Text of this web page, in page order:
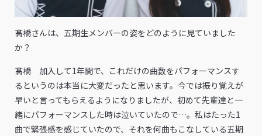
――髙橋さんは、五期生メンバーの姿をどのように見ていました
か？
髙橋 加入して1年間で、これだけの曲数をパフォーマンスす
るというのは本当に大変だったと思います。今では振り覚えが
早いと言ってもらえるようになりましたが、初めて先輩達と一
緒にパフォーマンスした時は泣いていたので…。私はたった1
曲で緊張感を感じていたので、それを何曲もこなしている五期